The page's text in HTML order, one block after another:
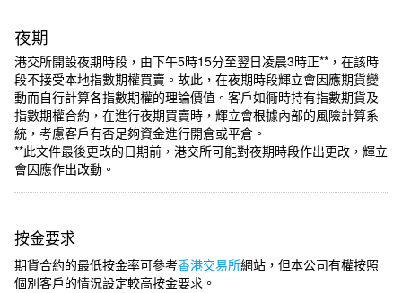
夜期
港交所開設夜期時段，由下午5時15分至翌日凌晨3時正**，在該時
段不接受本地指數期權買賣。故此，在夜期時段輝立會因應期貨變
動而自行計算各指數期權的理論價值。客戶如衕時持有指數期貨及
指數期權合約，在進行夜期買賣時，輝立會根據內部的風險計算系
統，考慮客戶有否足夠資金進行開倉或平倉。
**此文件最後更改的日期前，港交所可能對夜期時段作出更改，輝立
會因應作出改動。
按金要求
期貨合約的最低按金率可參考香港交易所網站，但本公司有權按照
個別客戶的情況設定較高按金要求。